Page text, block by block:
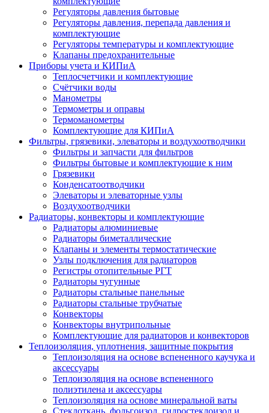
Регуляторы давления бытовые
Регуляторы давления, перепада давления и
комплектующие
Регуляторы температуры и комплектующие
Клапаны предохранительные
Приборы учета и КИПиА
Теплосчетчики и комплектующие
Счётчики воды
Манометры
Термометры и оправы
Термоманометры
Комплектующие для КИПиА
Фильтры, грязевики, элеваторы и воздухоотводчики
Фильтры и запчасти для фильтров
Фильтры бытовые и комплектующие к ним
Грязевики
Конденсатоотводчики
Элеваторы и элеваторные узлы
Воздухоотводчики
Радиаторы, конвекторы и комплектующие
Радиаторы алюминиевые
Радиаторы биметаллические
Клапаны и элементы термостатические
Узлы подключения для радиаторов
Регистры отопительные РГТ
Радиаторы чугунные
Радиаторы стальные панельные
Радиаторы стальные трубчатые
Конвекторы
Конвекторы внутрипольные
Комплектующие для радиаторов и конвекторов
Теплоизоляция, уплотнения, защитные покрытия
Теплоизоляция на основе вспененного каучука и
аксессуары
Теплоизоляция на основе вспененного
полиэтилена и аксессуары
Теплоизоляция на основе минеральной ваты
Стеклоткань, фольгоизол, гидростеклоизол и